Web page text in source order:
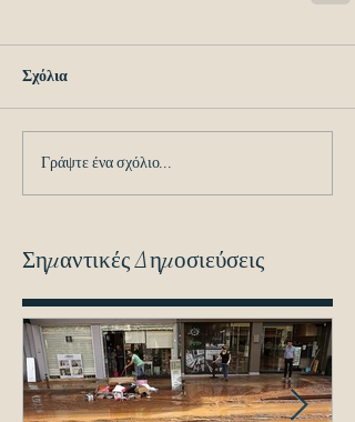
Σχόλια
Γράψτε ένα σχόλιο...
Σημαντικές Δημοσιεύσεις